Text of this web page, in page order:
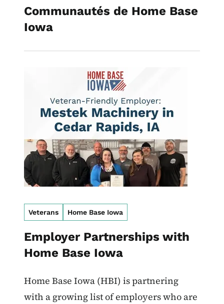
Communautés de Home Base
Iowa
Veterans Home Base Iowa
Employer Partnerships with
Home Base Iowa
Home Base Iowa (HBI) is partnering
with a growing list of employers who are